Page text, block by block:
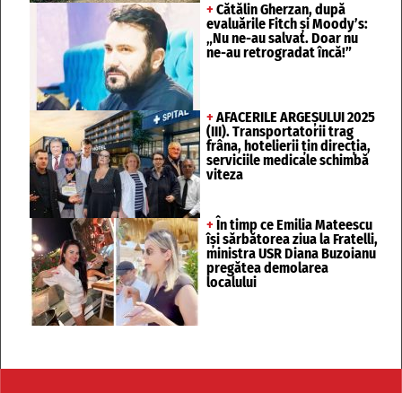
+ Cătălin Gherzan, după
evaluările Fitch și Moody’s:
„Nu ne-au salvat. Doar nu
ne-au retrogradat încă!”
+ AFACERILE ARGEȘULUI 2025
(III). Transportatorii trag
frâna, hotelierii țin direcția,
serviciile medicale schimbă
viteza
+ În timp ce Emilia Mateescu
își sărbătorea ziua la Fratelli,
ministra USR Diana Buzoianu
pregătea demolarea
localului